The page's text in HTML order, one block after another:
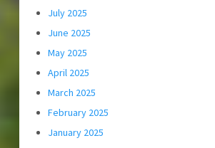
July 2025
June 2025
May 2025
April 2025
March 2025
February 2025
January 2025